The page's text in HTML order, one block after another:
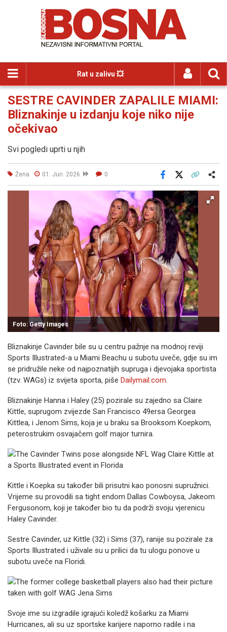
Rat u zalivu 💥
SESTRE CAVINDER ZAPALILE MIAMI:
Bliznakinje u izdanju koje niko nije
očekivao
Svi pogledi uprti u njih
Žena 01. Jun. 2026 0
Facebook
Foto: Getty Images
Bliznakinje Cavinder bile su u centru pažnje na modnoj reviji
Sports Illustrated-a u Miami Beachu u subotu uveče, gdje su im
se pridružile neke od najpoznatijih supruga i djevojaka sportista
(tzv. WAGs) iz svijeta sporta, piše Dailymail.com.
Bliznakinje Hanna i Haley (25) pozirale su zajedno sa Claire
Kittle, suprugom zvijezde San Francisco 49ersa Georgea
Kittlea, i Jenom Sims, koja je u braku sa Brooksom Koepkom,
peterostrukim osvajačem golf major turnira.
Kittle i Koepka su također bili prisutni kao ponosni supružnici.
Vrijeme su provodili sa tight endom Dallas Cowboysa, Jakeom
Fergusonom, koji je također bio tu da podrži svoju vjerenicu
Haley Cavinder.
Sestre Cavinder, uz Kittle (32) i Sims (37), ranije su pozirale za
Sports Illustrated i uživale su u prilici da tu ulogu ponove u
subotu uveče na Floridi.
Svoje ime su izgradile igrajući koledž košarku za Miami
Hurricanes, ali su uz sportske karijere naporno radile i na